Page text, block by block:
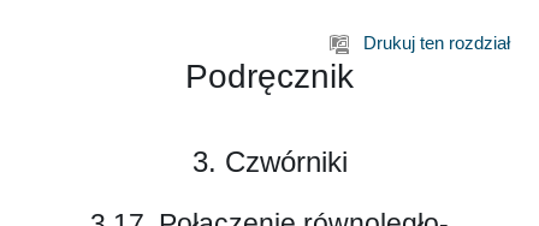
Drukuj ten rozdział
Podręcznik
3. Czwórniki